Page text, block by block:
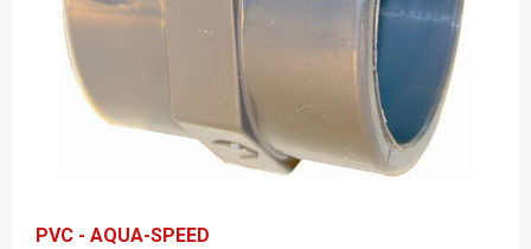
PVC - AQUA-SPEED